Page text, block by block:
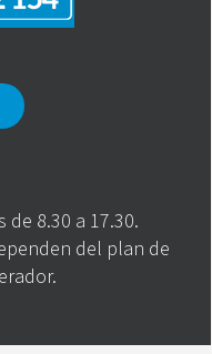
de 8.30 a 17.30.
del plan de